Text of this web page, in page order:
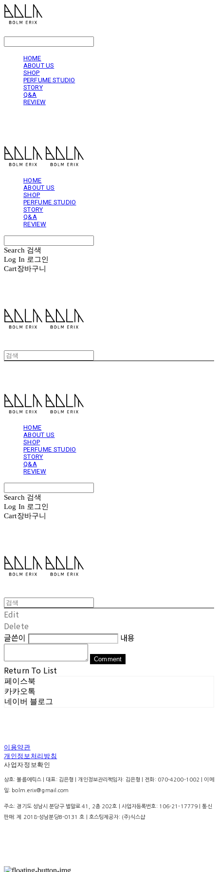
HOME
ABOUT US
SHOP
PERFUME STUDIO
STORY
Q&A
REVIEW
HOME
ABOUT US
SHOP
PERFUME STUDIO
STORY
Q&A
REVIEW
Search 검색
Log In 로그인
Cart장바구니
HOME
ABOUT US
SHOP
PERFUME STUDIO
STORY
Q&A
REVIEW
Search 검색
Log In 로그인
Cart장바구니
Edit
Delete
글쓴이
내용
Comment
Return To List
페이스북
카카오톡
네이버 블로그
이용약관
개인정보처리방침
사업자정보확인
상호: 볼름에릭스 | 대표: 김은형 | 개인정보관리책임자: 김은형 | 전화: 070-4200-1002 | 이메
일: bolm.erix@gmail.com
주소: 경기도 성남시 분당구 벌말로 41, 2층 202호 | 사업자등록번호: 106-21-17779 | 통신
판매:제 2018-성남분당B-0131 호 | 호스팅제공자: (주)식스샵